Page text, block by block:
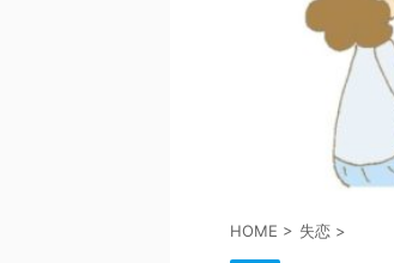
HOME > 失恋 >